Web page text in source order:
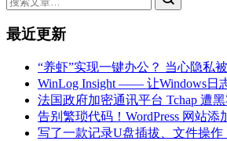
最近更新
“养虾”实现一键办公？ 当心隐私
WinLog Insight —— 让Windows日
法国政府加密通讯平台 Tchap 遭
告别繁琐代码！WordPress 网站
写了一款记录U盘插拔、文件操